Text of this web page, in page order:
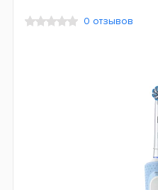
0 отзывов